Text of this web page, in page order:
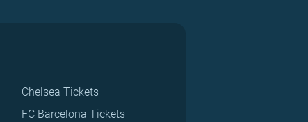
Chelsea Tickets
FC Barcelona Tickets